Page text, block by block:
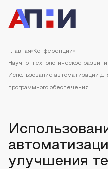
Главная Конференции
Научно-технологическое
Использование автоматизации
программного обеспечения
улучшения